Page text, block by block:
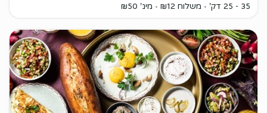
35 - 25 דק'
משלוח ₪12 מינ' ₪50